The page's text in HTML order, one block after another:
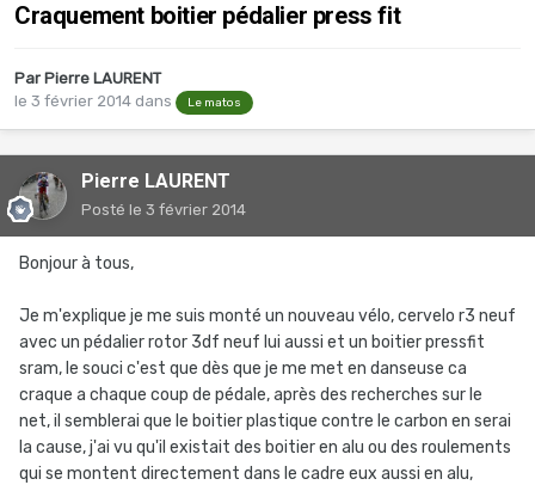
Craquement boitier pédalier press fit
Par Pierre LAURENT
le 3 février 2014 dans Le matos
Pierre LAURENT
Posté le 3 février 2014
Bonjour à tous,
Je m'explique je me suis monté un nouveau vélo, cervelo r3 neuf
avec un pédalier rotor 3df neuf lui aussi et un boitier pressfit
sram, le souci c'est que dès que je me met en danseuse ca
craque a chaque coup de pédale, après des recherches sur le
net, il semblerai que le boitier plastique contre le carbon en serai
la cause, j'ai vu qu'il existait des boitier en alu ou des roulements
qui se montent directement dans le cadre eux aussi en alu,